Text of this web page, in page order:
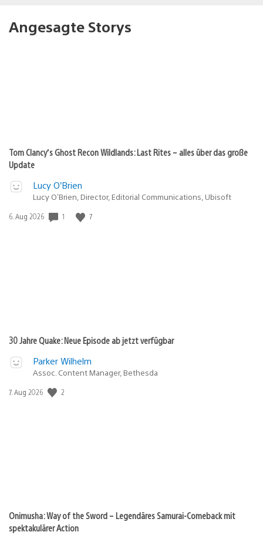
Angesagte Storys
Tom Clancy’s Ghost Recon Wildlands: Last Rites – alles über das große
Update
Lucy O’Brien
Lucy O’Brien, Director, Editorial Communications, Ubisoft
Veröffentlichungsdatum:
6. Aug 2026 1 7
30 Jahre Quake: Neue Episode ab jetzt verfügbar
Parker Wilhelm
Assoc. Content Manager, Bethesda
Veröffentlichungsdatum:
7. Aug 2026 2
Onimusha: Way of the Sword – Legendäres Samurai-Comeback mit
spektakulärer Action